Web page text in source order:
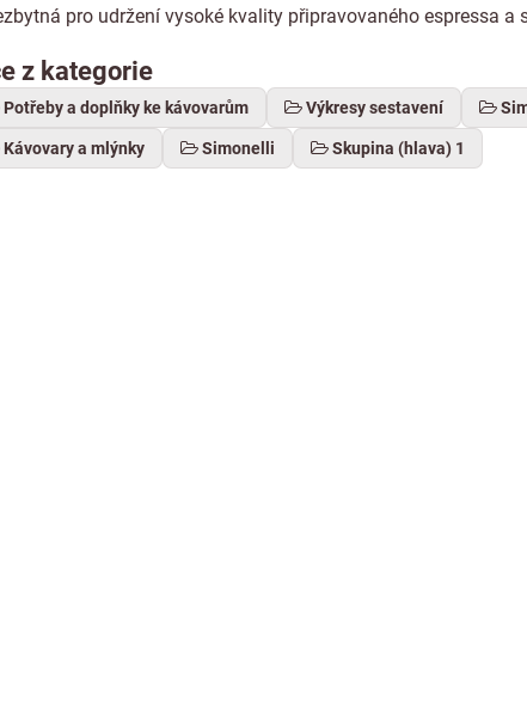
pro udržení vysoké kvality připravovaného espressa a
z kategorie
Potřeby a doplňky ke kávovarům Výkresy sestavení
Kávovary a mlýnky Simonelli Skupina (hlava) 1